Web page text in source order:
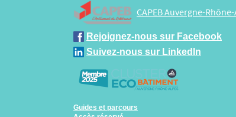
CAPEB Auvergne-
Rejoignez-nous sur Facebook
Suivez-nous sur LinkedIn
Guides et parcours